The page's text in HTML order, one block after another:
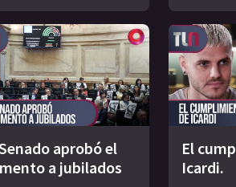
aprobó el
a jubilados
El
Icardi.